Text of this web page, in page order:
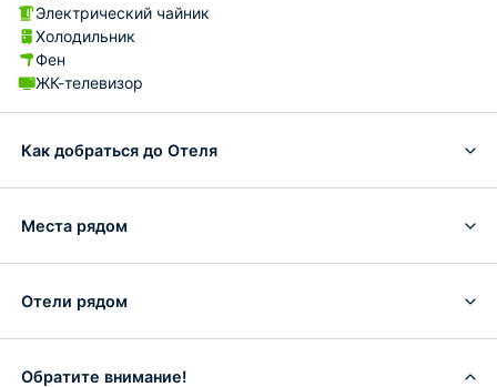
Электрический чайник
Холодильник
Фен
ЖК-телевизор
Как добраться до Отеля
Места рядом
Отели рядом
Обратите внимание!